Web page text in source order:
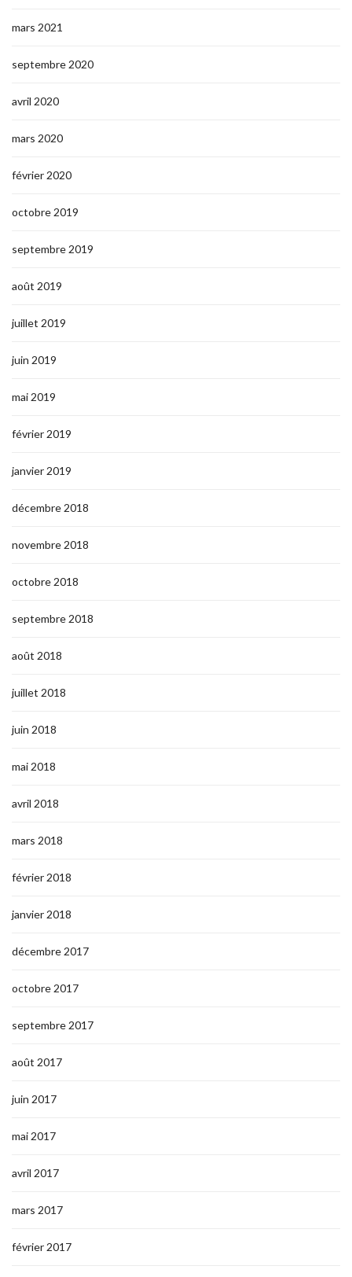
mars 2021
septembre 2020
avril 2020
mars 2020
février 2020
octobre 2019
septembre 2019
août 2019
juillet 2019
juin 2019
mai 2019
février 2019
janvier 2019
décembre 2018
novembre 2018
octobre 2018
septembre 2018
août 2018
juillet 2018
juin 2018
mai 2018
avril 2018
mars 2018
février 2018
janvier 2018
décembre 2017
octobre 2017
septembre 2017
août 2017
juin 2017
mai 2017
avril 2017
mars 2017
février 2017